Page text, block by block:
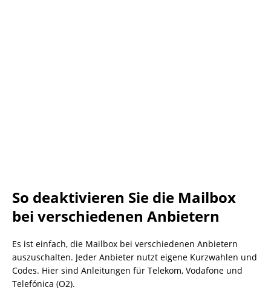
So deaktivieren Sie die Mailbox
bei verschiedenen Anbietern
Es ist einfach, die Mailbox bei verschiedenen Anbietern
auszuschalten. Jeder Anbieter nutzt eigene Kurzwahlen und
Codes. Hier sind Anleitungen für Telekom, Vodafone und
Telefónica (O2).